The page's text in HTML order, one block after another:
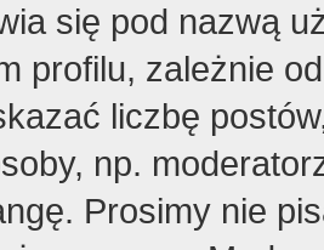
się pod nazwą
profilu, zależnie
liczbę
np.
Prosimy nie